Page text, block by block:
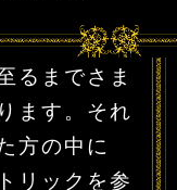
るまでさま
ます。それ
方の中に
リックを参